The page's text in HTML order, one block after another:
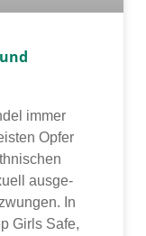
immer
Opfer
aus­ge­
In
Girls Safe,